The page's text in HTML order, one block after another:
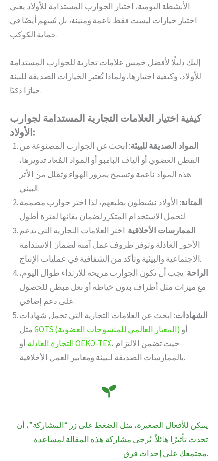
الأنشطة اليومية، اختيار الجوارب المستدامة للأولاد يعني
اختيار خيارات ليست فقط ناعمة ومتينة، بل تُسهم أيضًا في
حماية الكوكب.
إليك دليلًا لأفضل خمس علامات تجارية للجوارب المستدامة
للأولاد، وكيفية اختيارها، ولماذا تُعتبر الخيارات الصديقة للبيئة
خيارًا ذكيًا.
كيفية اختيار العلامات التجارية المستدامة لجوارب
الأولاد:
المواد الصديقة للبيئة: ابحث عن الجوارب المصنوعة من
القطن العضوي أو ألياف البامبو أو المواد المُعاد تدويرها،
هذه المواد ناعمة وتسمح بمرور الهواء وتقلل من الأثر
البيئي.
المتانة: الأولاد نشيطون بطبعهم، لذا اختر جوارب مصممة
لتحمل الاستخدام المتكررلضمان بقائها لفترة أطول.
الممارسات الأخلاقية: اختر العلامات التجارية التي تدعم
الأجور العادلة وتوفر ظروف عمل آمنة لضمان الاستدامة
الاجتماعية والبيئية وتأكد من الشفافية في عمليات الإنتاج.
الراحة: يجب أن تكون الجوارب مريحة للارتداء طوال اليوم،
مع ميزات مثل أطراف بدون خياطة أو نعل مبطن للحصول
على دعم إضافي.
الشهادات: ابحث عن العلامات التجارية التي تحمل شهادات
GOTS (المعيار العالمي للمنسوجات العضوية) أو
التجارة العادلةOEKO-TEX، حيث تضمن الالتزام
بالممارسات الصديقة للبيئة ومعايير العمل الأخلاقية.
يمكن للأفعال الصغيرة، مثل الضغط على زر “المشاركة”، أن
تحدث تأثيرًا هائلاً. يُرجى مشاركة هذه المقالة لمساعدة
مجتمعك على إحداث فرق.